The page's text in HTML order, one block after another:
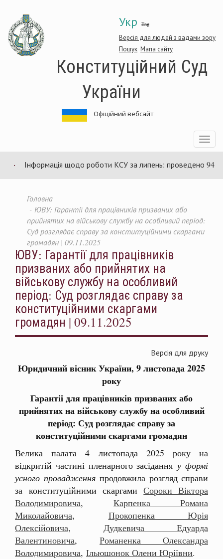
основного
матеріалу
Укр Eng
Версія для людей з вадами зору
Пошук Мапа сайту
Конституційний Суд
України
Офіційний вебсайт
Toggle
Інформація щодо роботи КСУ за липень: проведено 94
Головна
ЮВУ: Гарантії для працівників призваних або
прийнятих на військову службу на особливий період:
Суд розглядає справу за конституційними скаргами
громадян | 09.11.2025
ЮВУ: Гарантії для працівників
призваних або прийнятих на
військову службу на особливий
період: Суд розглядає справу за
конституційними скаргами
громадян | 09.11.2025
Версія для друку
Юридичний вісник України, 9 листопада 2025
року
Гарантії для працівників призваних або
прийнятих на військову службу на особливий
період: Суд розглядає справу за
конституційними скаргами громадян
Велика палата 4 листопада 2025 року на
відкритій частині пленарного засіданняу формі
усного провадженняпродовжила розгляд справи
за конституційними скаргамиСороки Віктора
Володимировича, Карпенка Романа
Миколайовича, Прокопенка Юрія
Олексійовича, Дудкевича Едуарда
Валентиновича, Романенка Олександра
Володимировича, Ільюшонок Олени Юріївни.